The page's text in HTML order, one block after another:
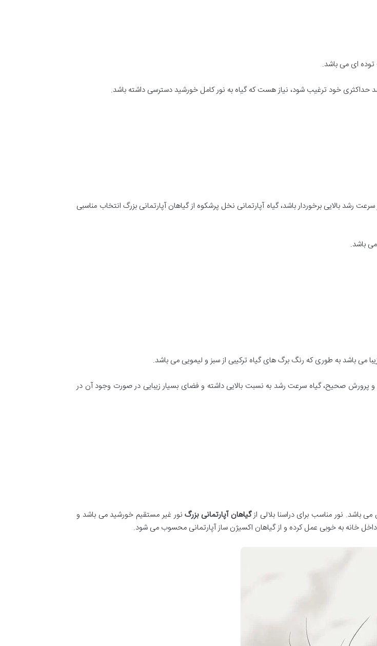
توده ای می باشد.
حداکثری خود ترغیب شود، نیاز هست که گیاه به نور کامل خورشید دسترسی داشته باشد.
رشد بالایی برخوردار باشد، گیاه آپارتمانی نخل پرشکوه از گیاهان آپارتمانی بزرگ انتخاب مناسبی
باشد.
می باشد به طوری که رنگ برگ های گیاه ترکیبی از سبز و لیمویی می باشد.
پرورش صحیح، گیاه سرعت رشد به نسبت بالایی داشته و فضای بسیار زیبایی در صورت وجود آن در
باشد. نور مناسب برای دراسنا بلالی ازگیاهان آپارتمانی بزرگنور غیر مستقیم خورشید می باشد و
خانه به خوبی عمل کرده و از گیاهان اکسیژن ساز آپارتمانی محسوب می شود.